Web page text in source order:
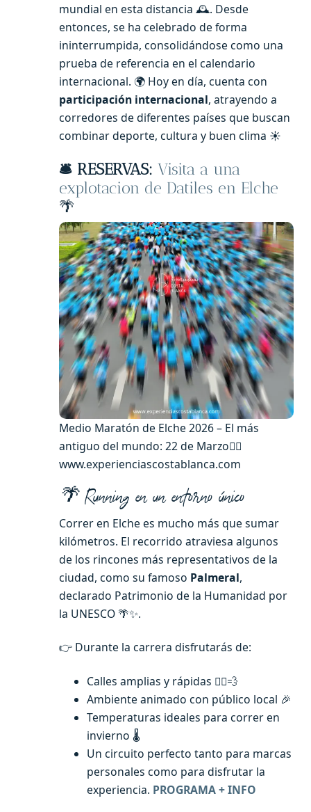
mundial en esta distancia 🕰️. Desde
entonces, se ha celebrado de forma
ininterrumpida, consolidándose como una
prueba de referencia en el calendario
internacional. 🌍 Hoy en día, cuenta con
participación internacional, atrayendo a
corredores de diferentes países que buscan
combinar deporte, cultura y buen clima ☀️
🛎️ RESERVAS: Visita a una
explotacion de Datiles en Elche
🌴
Medio Maratón de Elche 2026 – El más
antiguo del mundo: 22 de Marzo🏃‍♀️
www.experienciascostablanca.com
🌴 Running en un entorno único
Correr en Elche es mucho más que sumar
kilómetros. El recorrido atraviesa algunos
de los rincones más representativos de la
ciudad, como su famoso Palmeral,
declarado Patrimonio de la Humanidad por
la UNESCO 🌴✨.
👉 Durante la carrera disfrutarás de:
Calles amplias y rápidas 🏃‍♂️💨
Ambiente animado con público local 🎉
Temperaturas ideales para correr en
invierno 🌡️
Un circuito perfecto tanto para marcas
personales como para disfrutar la
experiencia. PROGRAMA + INFO